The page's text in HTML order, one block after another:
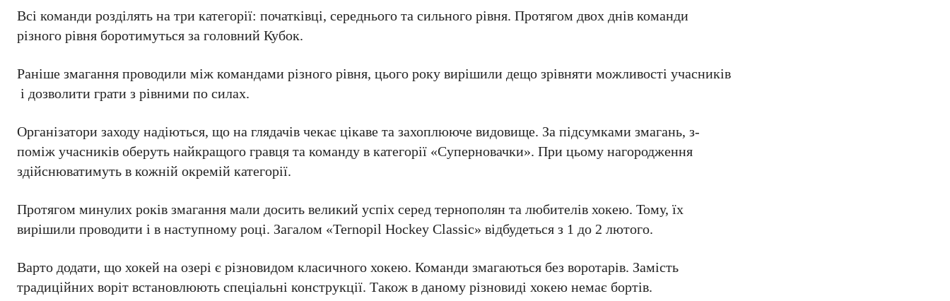
Всі команди розділять на три категорії: початківці, середнього та сильного рівня. Протягом двох днів команди
різного рівня боротимуться за головний Кубок.
Раніше змагання проводили між командами різного рівня, цього року вирішили дещо зрівняти можливості учасників
і дозволити грати з рівними по силах.
Організатори заходу надіються, що на глядачів чекає цікаве та захоплююче видовище. За підсумками змагань, з-
поміж учасників оберуть найкращого гравця та команду в категорії «Суперновачки». При цьому нагородження
здійснюватимуть в кожній окремій категорії.
Протягом минулих років змагання мали досить великий успіх серед тернополян та любителів хокею. Тому, їх
вирішили проводити і в наступному році. Загалом «Ternopil Hockey Classic» відбудеться з 1 до 2 лютого.
Варто додати, що хокей на озері є різновидом класичного хокею. Команди змагаються без воротарів. Замість
традиційних воріт встановлюють спеціальні конструкції. Також в даному різновиді хокею немає бортів.